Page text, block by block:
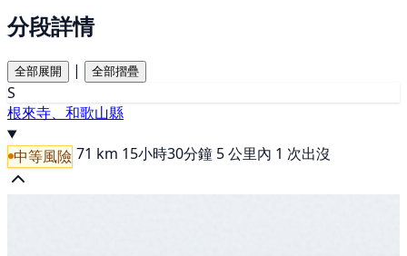
分段詳情
全部展開 | 全部摺疊
S
根來寺、和歌山縣
中等風險 71 km 15小時30分鐘 5 公里內 1 次出沒